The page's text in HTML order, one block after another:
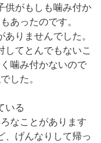
供がもしも噛み付か
あったのです。
りませんでした。
してとんでもないこ
噛み付かないので
した。
いる
なことがあります
、げんなりして帰っ